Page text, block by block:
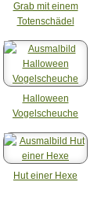
Grab mit einem
Totenschädel
Halloween
Vogelscheuche
Hut einer Hexe